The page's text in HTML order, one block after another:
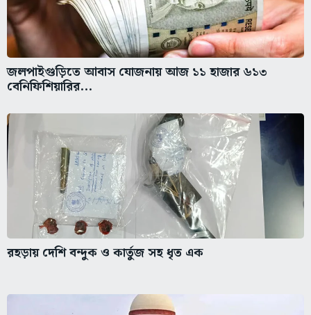
জলপাইগুড়িতে আবাস যোজনায় আজ ১১ হাজার ৬১৩
বেনিফিশিয়ারির...
রহড়ায় দেশি বন্দুক ও কার্তুজ সহ ধৃত এক